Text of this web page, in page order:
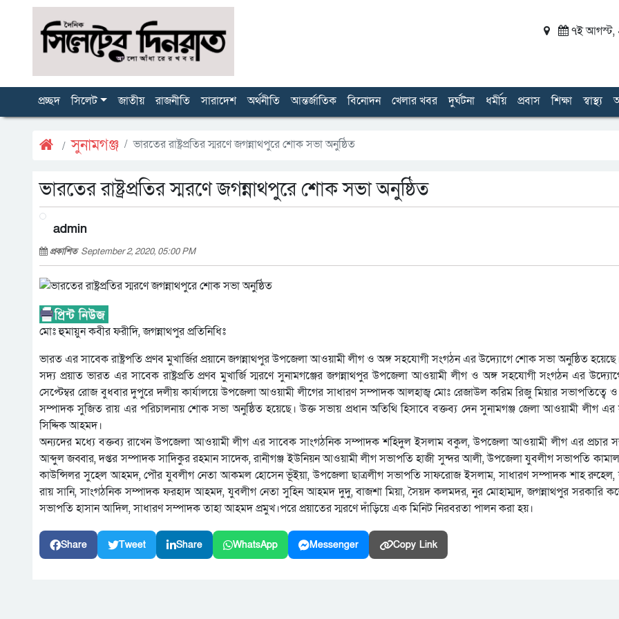
৭ই আগস্ট,
প্রচ্ছদ সিলেট জাতীয় রাজনীতি সারাদেশ অর্থনীতি আন্তর্জাতিক বিনোদন খেলার খবর দুর্ঘটনা ধর্মীয় প্রবাস শিক্ষা স্বাস্থ্য
সুনামগঞ্জ ভারতের রাষ্ট্রপ্রতির স্মরণে জগন্নাথপুরে শোক সভা অনুষ্ঠিত
ভারতের রাষ্ট্রপ্রতির স্মরণে জগন্নাথপুরে শোক সভা অনুষ্ঠিত
admin
প্রকাশিত September 2, 2020, 05:00 PM
মোঃ হুমায়ুন কবীর ফরীদি, জগন্নাথপুর প্রতিনিধিঃ
ভারত এর সাবেক রাষ্ট্রপতি প্রণব মুখার্জির প্রয়ানে জগন্নাথপুর উপজেলা আওয়ামী লীগ ও অঙ্গ সহযোগী সংগঠন এর উদ্যোগে শোক সভা অনুষ্ঠিত
সদ্য প্রয়াত ভারত এর সাবেক রাষ্ট্রপ্রতি প্রণব মুখার্জি স্মরণে সুনামগঞ্জের জগন্নাথপুর উপজেলা আওয়ামী লীগ ও অঙ্গ সহযোগী সংগঠন এর
সেপ্টেম্বর রোজ বুধবার দুপুরে দলীয় কার্যালয়ে উপজেলা আওয়ামী লীগের সাধারণ সম্পাদক আলহাজ্ব মোঃ রেজাউল করিম রিজু মিয়ার সভাপতিত্বে ও
সম্পাদক সুজিত রায় এর পরিচালনায় শোক সভা অনুষ্ঠিত হয়েছে। উক্ত সভায় প্রধান অতিথি হিসাবে বক্তব্য দেন সুনামগঞ্জ জেলা আওয়ামী লীগ
সিদ্দিক আহমদ।
অন্যদের মধ্যে বক্তব্য রাখেন উপজেলা আওয়ামী লীগ এর সাবেক সাংগঠনিক সম্পাদক শহিদুল ইসলাম বকুল, উপজেলা আওয়ামী লীগ এর প্রচার
আব্দুল জব্বার, দপ্তর সম্পাদক সাদিকুর রহমান সাদেক, রানীগঞ্জ ইউনিয়ন আওয়ামী লীগ সভাপতি হাজী সুন্দর আলী, উপজেলা যুবলীগ সভাপতি
কাউন্সিলর সুহেল আহমদ, পৌর যুবলীগ নেতা আকমল হোসেন ভূঁইয়া, উপজেলা ছাত্রলীগ সভাপতি সাফরোজ ইসলাম, সাধারণ সম্পাদক শাহ রুহেল,
রায় সানি, সাংগঠনিক সম্পাদক ফরহাদ আহমদ, যুবলীগ নেতা সুহিন আহমদ দুদু, বাজশা মিয়া, সৈয়দ কলমদর, নুর মোহাম্মদ, জগন্নাথপুর সরকারি
সভাপতি হাসান আদিল, সাধারণ সম্পাদক তাহা আহমদ প্রমুখ।পরে প্রয়াতের স্মরণে দাঁড়িয়ে এক মিনিট নিরবরতা পালন করা হয়।
Share Tweet Share WhatsApp Messenger Copy Link